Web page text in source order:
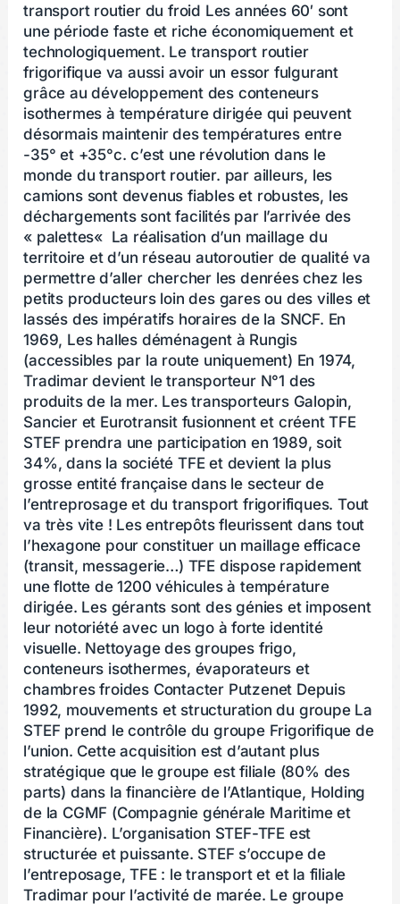
transport routier du froid Les années 60′ sont
une période faste et riche économiquement et
technologiquement. Le transport routier
frigorifique va aussi avoir un essor fulgurant
grâce au développement des conteneurs
isothermes à température dirigée qui peuvent
désormais maintenir des températures entre
-35° et +35°c. c’est une révolution dans le
monde du transport routier. par ailleurs, les
camions sont devenus fiables et robustes, les
déchargements sont facilités par l’arrivée des
« palettes« La réalisation d’un maillage du
territoire et d’un réseau autoroutier de qualité va
permettre d’aller chercher les denrées chez les
petits producteurs loin des gares ou des villes et
lassés des impératifs horaires de la SNCF. En
1969, Les halles déménagent à Rungis
(accessibles par la route uniquement) En 1974,
Tradimar devient le transporteur N°1 des
produits de la mer. Les transporteurs Galopin,
Sancier et Eurotransit fusionnent et créent TFE
STEF prendra une participation en 1989, soit
34%, dans la société TFE et devient la plus
grosse entité française dans le secteur de
l’entreprosage et du transport frigorifiques. Tout
va très vite ! Les entrepôts fleurissent dans tout
l’hexagone pour constituer un maillage efficace
(transit, messagerie…) TFE dispose rapidement
une flotte de 1200 véhicules à température
dirigée. Les gérants sont des génies et imposent
leur notoriété avec un logo à forte identité
visuelle. Nettoyage des groupes frigo,
conteneurs isothermes, évaporateurs et
chambres froides Contacter Putzenet Depuis
1992, mouvements et structuration du groupe La
STEF prend le contrôle du groupe Frigorifique de
l’union. Cette acquisition est d’autant plus
stratégique que le groupe est filiale (80% des
parts) dans la financière de l’Atlantique, Holding
de la CGMF (Compagnie générale Maritime et
Financière). L’organisation STEF-TFE est
structurée et puissante. STEF s’occupe de
l’entreposage, TFE : le transport et et la filiale
Tradimar pour l’activité de marée. Le groupe